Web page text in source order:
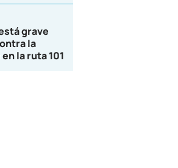
grave
la
la ruta 101